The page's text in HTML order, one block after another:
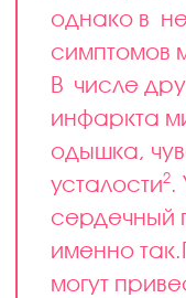
однако в
симптомов
В числе
инфаркта
одышка,
усталости2.
сердечный
именно так.
могут